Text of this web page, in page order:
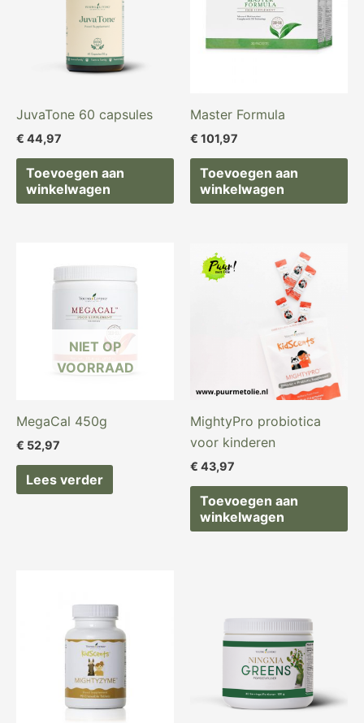
JuvaTone 60 capsules
€ 44,97
Toevoegen aan
winkelwagen
Master Formula
€ 101,97
Toevoegen aan
winkelwagen
NIET OP
VOORRAAD
MegaCal 450g
€ 52,97
Lees verder
MightyPro probiotica
voor kinderen
€ 43,97
Toevoegen aan
winkelwagen